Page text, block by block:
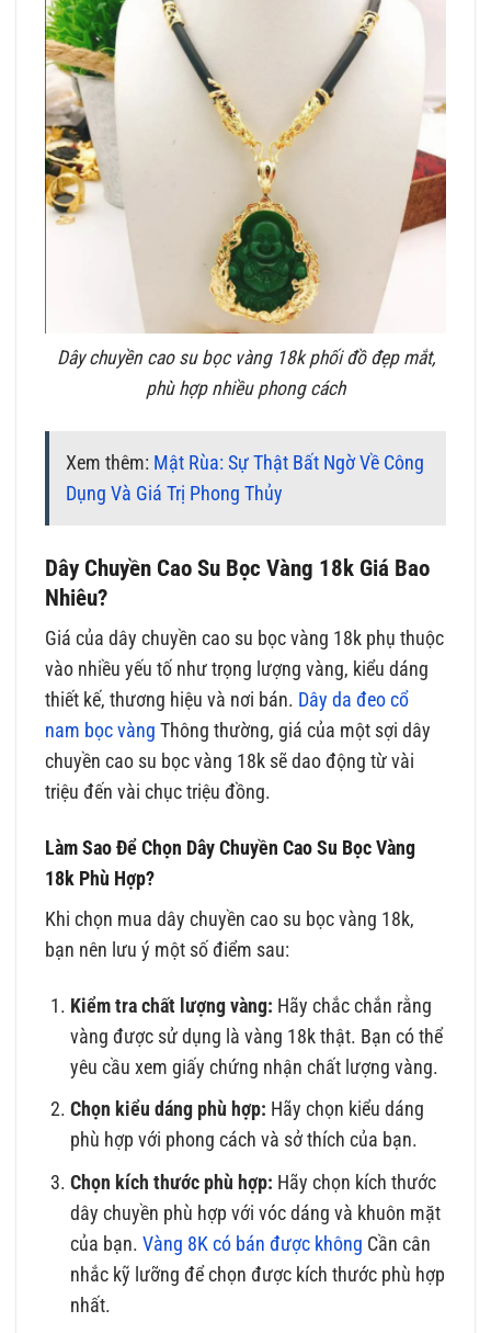
Dây chuyền cao su bọc vàng 18k phối đồ đẹp mắt,
phù hợp nhiều phong cách
Xem thêm: Mật Rùa: Sự Thật Bất Ngờ Về Công
Dụng Và Giá Trị Phong Thủy
Dây Chuyền Cao Su Bọc Vàng 18k Giá Bao
Nhiêu?
Giá của dây chuyền cao su bọc vàng 18k phụ thuộc
vào nhiều yếu tố như trọng lượng vàng, kiểu dáng
thiết kế, thương hiệu và nơi bán. Dây da đeo cổ
nam bọc vàng Thông thường, giá của một sợi dây
chuyền cao su bọc vàng 18k sẽ dao động từ vài
triệu đến vài chục triệu đồng.
Làm Sao Để Chọn Dây Chuyền Cao Su Bọc Vàng
18k Phù Hợp?
Khi chọn mua dây chuyền cao su bọc vàng 18k,
bạn nên lưu ý một số điểm sau:
Kiểm tra chất lượng vàng: Hãy chắc chắn rằng
vàng được sử dụng là vàng 18k thật. Bạn có thể
yêu cầu xem giấy chứng nhận chất lượng vàng.
Chọn kiểu dáng phù hợp: Hãy chọn kiểu dáng
phù hợp với phong cách và sở thích của bạn.
Chọn kích thước phù hợp: Hãy chọn kích thước
dây chuyền phù hợp với vóc dáng và khuôn mặt
của bạn.Vàng 8K có bán được không Cần cân
nhắc kỹ lưỡng để chọn được kích thước phù hợp
nhất.